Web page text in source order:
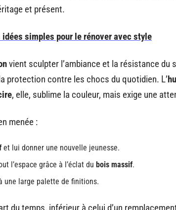
et présent.
idées simples pour le rénover avec style
vient sculpter l’ambiance et la résistance du
protection contre les chocs du quotidien. L’
, elle, sublime la couleur, mais exige une
menée :
et lui donner une nouvelle jeunesse.
l’espace grâce à l’éclat du bois massif.
une large palette de finitions.
du temps, inférieur à celui d’un